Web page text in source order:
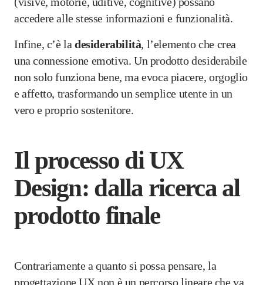
accedere alle stesse informazioni e funzionalità.
Infine, c’è la desiderabilità, l’elemento che crea
una connessione emotiva. Un prodotto desiderabile
non solo funziona bene, ma evoca piacere, orgoglio
e affetto, trasformando un semplice utente in un
vero e proprio sostenitore.
Il processo di UX
Design: dalla ricerca al
prodotto finale
Contrariamente a quanto si possa pensare, la
progettazione UX non è un percorso lineare che va